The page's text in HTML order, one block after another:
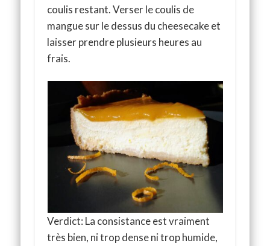
coulis restant. Verser le coulis de
mangue sur le dessus du cheesecake et
laisser prendre plusieurs heures au
frais.
Verdict: La consistance est vraiment
très bien, ni trop dense ni trop humide,